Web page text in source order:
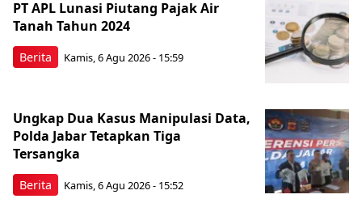
Berita
PT APL Lunasi Piutang Pajak Air
Tanah Tahun 2024
Kamis, 6 Agu 2026 - 15:59
Berita
Ungkap Dua Kasus Manipulasi Data,
Polda Jabar Tetapkan Tiga
Tersangka
Kamis, 6 Agu 2026 - 15:52